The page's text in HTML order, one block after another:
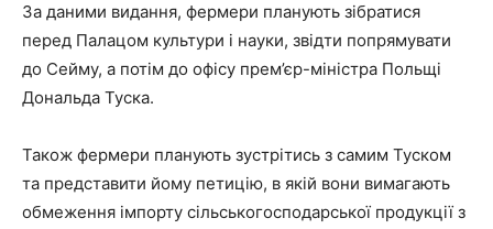
За даними видання, фермери планують зібратися
перед Палацом культури і науки, звідти попрямувати
до Сейму, а потім до офісу прем’єр-міністра Польщі
Дональда Туска.
Також фермери планують зустрітись з самим Туском
та представити йому петицію, в якій вони вимагають
обмеження імпорту сільськогосподарської продукції з